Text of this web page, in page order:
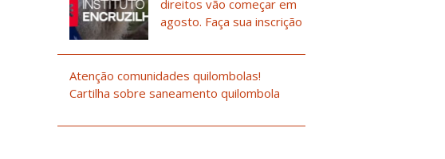
direitos vão começar em
agosto. Faça sua inscrição
Atenção comunidades quilombolas!
Cartilha sobre saneamento quilombola